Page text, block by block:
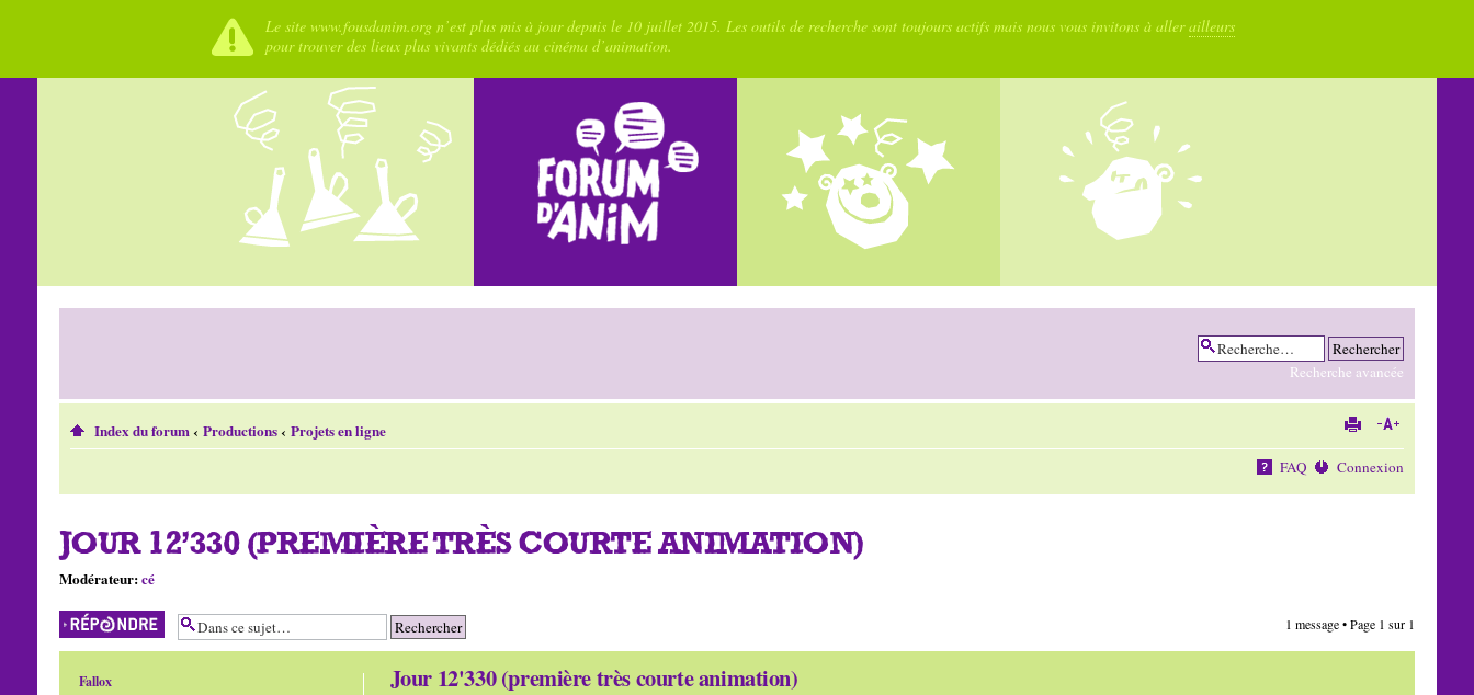
Le site www.fousdanim.org n’est plus mis à jour depuis le 10 juillet 2015. Les outils de recherche sont toujours actifs mais nous vous invitons à allerailleurs
pour trouver des lieux plus vivants dédiés au cinéma d’animation.
Recherche avancée
Index du forum‹ Productions‹ Projets en ligne
FAQ Connexion
JOUR 12'330 (PREMIÈRE TRÈS COURTE ANIMATION)
Modérateur:cé
Répondre 1 message • Page 1 sur 1
Jour 12'330 (première très courte animation)
Fallox